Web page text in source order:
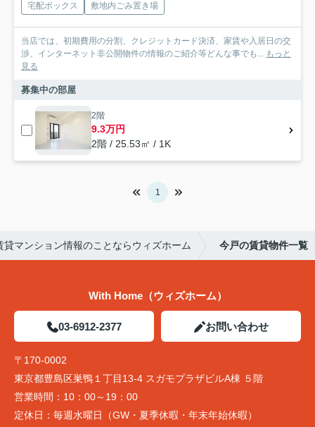
宅配ボックス
敷地内ごみ置き場
当店では、初期費用の分割、クレジットカード決済、家賃や入居日の交
渉、インターネット非公開物件の情報のご紹介等どんな事でも... もっと
見る
募集中の部屋
2階
9.3万円
2階 / 25.53㎡ / 1K
1
貸マンション情報のことならウィズホーム 今戸の賃貸物件一覧
With Home（ウィズホーム）
03-6912-2377 お問い合わせ
〒170-0002
東京都豊島区巣鴨１丁目13-4 スガモプラザビルA棟 ５階
営業時間： 10：00～19：00
定休日： 毎週水曜日（GW・夏季休暇・年末年始休暇）